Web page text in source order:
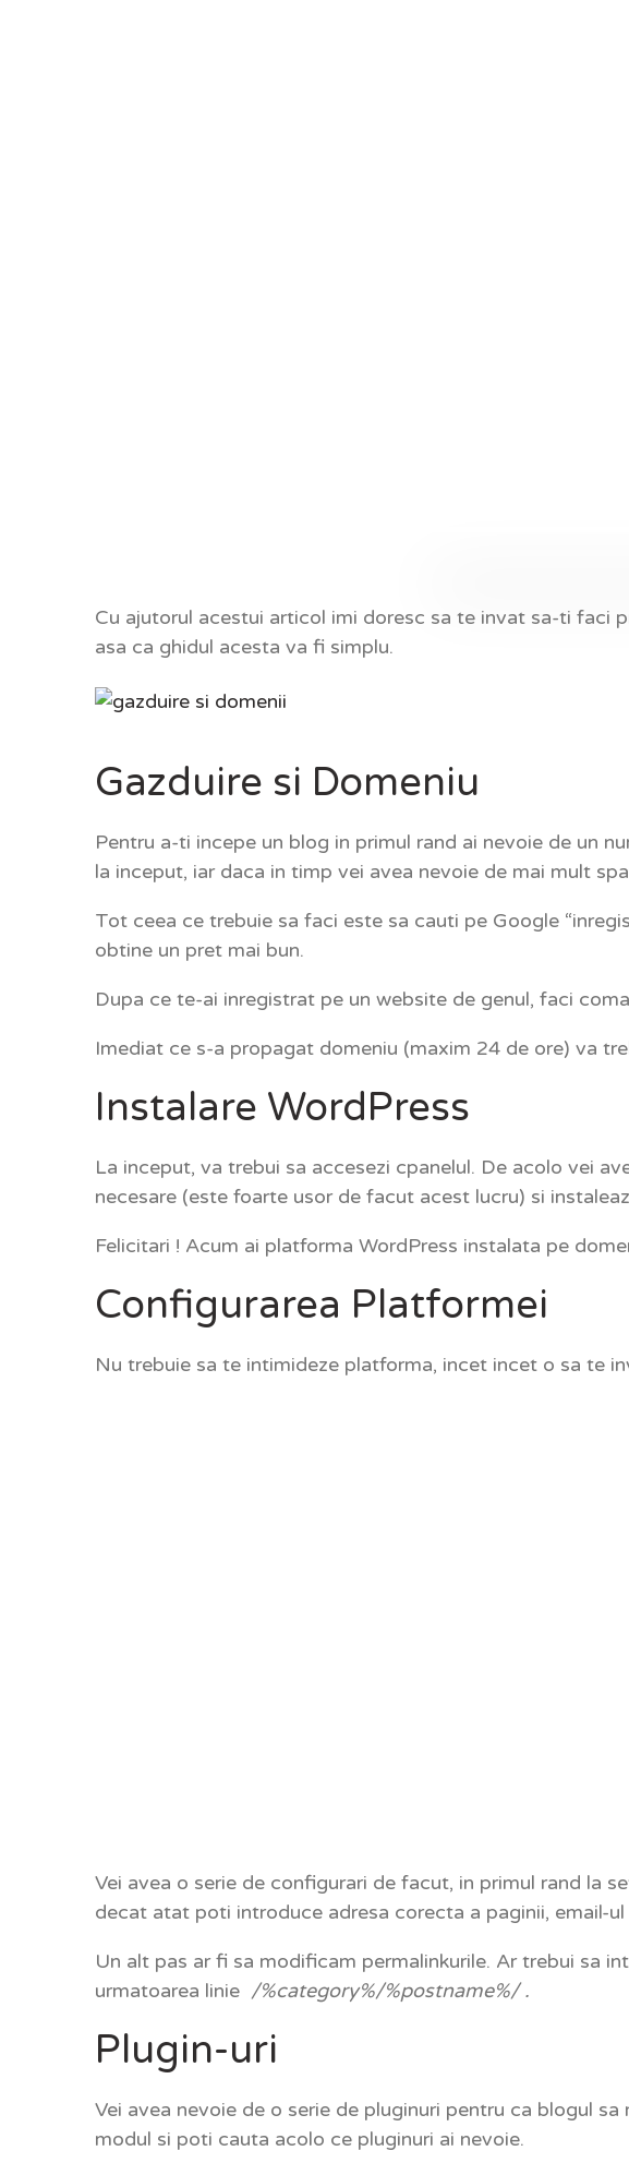
Cu ajutorul acestui articol imi doresc sa te invat sa-ti faci
asa ca ghidul acesta va fi simplu.
Gazduire si Domeniu
Pentru a-ti incepe un blog in primul rand ai nevoie de un
la inceput, iar daca in timp vei avea nevoie de mai mult
Tot ceea ce trebuie sa faci este sa cauti pe Google
obtine un pret mai bun.
Dupa ce te-ai inregistrat pe un website de genul, faci
Imediat ce s-a propagat domeniu (maxim 24 de ore) va
Instalare WordPress
La inceput, va trebui sa accesezi cpanelul. De acolo vei
necesare (este foarte usor de facut acest lucru) si
Felicitari ! Acum ai platforma WordPress instalata pe
Configurarea Platformei
Nu trebuie sa te intimideze platforma, incet incet o sa te
Vei avea o serie de configurari de facut, in primul rand la
decat atat poti introduce adresa corecta a paginii, email-
Un alt pas ar fi sa modificam permalinkurile. Ar trebui sa
urmatoarea linie /%category%/%postname%/ .
Plugin-uri
Vei avea nevoie de o serie de pluginuri pentru ca blogul
modul si poti cauta acolo ce pluginuri ai nevoie.